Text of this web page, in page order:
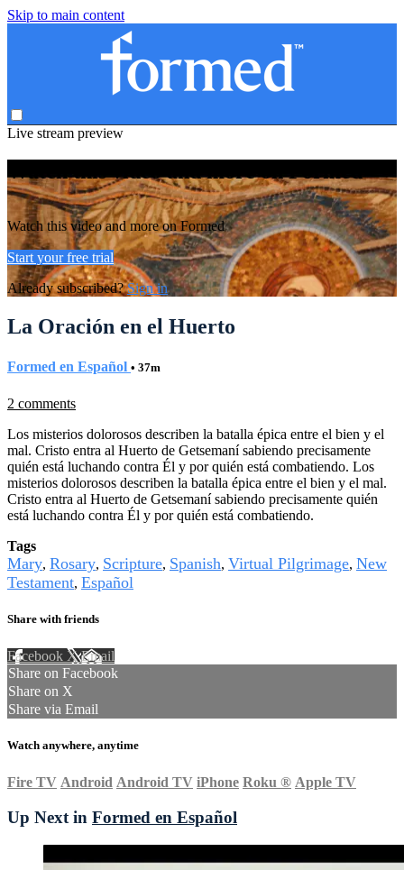
Skip to main content
Live stream preview
Watch this video and more on Formed
Watch this video and more on Formed
Start your free trial
Already subscribed?Sign in
La Oración en el Huerto
Formed en Español • 37m
2 comments
Los misterios dolorosos describen la batalla épica entre el bien y el
mal. Cristo entra al Huerto de Getsemaní sabiendo precisamente
quién está luchando contra Él y por quién está combatiendo. Los
misterios dolorosos describen la batalla épica entre el bien y el mal.
Cristo entra al Huerto de Getsemaní sabiendo precisamente quién
está luchando contra Él y por quién está combatiendo.
Tags
Mary, Rosary, Scripture, Spanish, Virtual Pilgrimage, New
Testament, Español
Share with friends
Facebook XEmail
Share on Facebook
Share on X
Share via Email
Watch anywhere, anytime
Fire TV Android Android TV iPhone Roku ® Apple TV
Up Next in Formed en Español